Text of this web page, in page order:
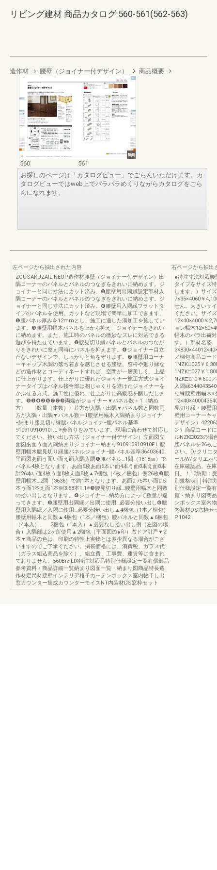
リビング建材 商品カタログ 560-561(562-563)
造作材 腰壁（ジョイナー付デザイン） 商品概要
560
561
お探しのページは「カタログビュー」でごらんいただけます。カ
タログビューではweb上でパラパラめくりながらカタログをごら
んになれます。
左ページから抽出された内容
ZOUSAKUZAILINEUP造作材腰壁（ジョイナー付デザイン）出
隅コーナーのパネルとパネルのつなぎをきれいに納めます。ジ
ョイナーと同じ寸法にカット済み。❺腰壁用出隅縁設定部材入
隅コーナーのパネルとパネルのつなぎをきれいに納めます。ジ
ョイナーと同じ寸法にカット済み。❻腰壁用入隅縁フラットタ
イプのパネルを使用。カットなど現場で簡単に加工できます。
❶腰パネル厚みを12mmとし、施工に適した溝加工を施してい
ます。❸腰壁用幅木パネルを上から抑え、ジョイナーをきれい
に納めます。また、施工時のパネルの微妙なズレに対応できる
遊びを持たせています。❷腰見切り縁パネルとパネルのつなが
りをきれいに整え同時にパネルを抑えます。❹ジョイナー目立
たないデザインで、しっかりと角を守ります。❼腰壁用コーナ
ーキャップ木調の落ち着きを感じさせる腰壁。窓枠や廻り縁な
どの造作材とコーディネートすれば、空間が一層美しく、上品
に仕上がります。仕上がりに優れたジョイナー施工方式ジョイ
ナータイプはパネル接合部は相じゃくりを避けたジョイナーを
かぶせる方式。施工性に優れ、仕上がりに高級感を醸しだしま
す。❺❶❹❷❻❼❼❸両端がジョイナー▼パネル数＋1〈納め
方〉 〈数量（本数）〉片方が入隅・出隅▼パネル数と同数両
方が入隅・出隅▼パネル数ー1腰壁用幅木入隅納まりジョイナ
−納まり腰見切り縁腰パネルジョイナ−腰パネル基準
910910910910F.L.※歩留りをみています。現場に合わせて対応し
てください。拾い出し方法（ジョイナー付デザイン）立面図立
面図あ面う面入隅納まりジョイナー納まり910910910910F.L.腰
壁用幅木腰見切り縁腰パネルジョイナ−腰パネル基準36403640
平面図あ面う面い面え面入隅入隅❶腰パネル…1間（1818㎜）で
パネル4枚となります。あ面6枚あ面6本い面4本う面8本え面8本
計26本い面4枚う面8枚え面8枚▲7梱包（4枚／梱包）例26枚❷腰
壁用幅木…2間（3636）で約1本となります。あ面0.75本い面0.5
本う面1本え面1本例3.58本1.1※❸腰見切り縁…腰壁用幅木と同数
の拾い出しとなります。❹ジョイナー…納め方によって数量が違
ってきます。❺腰壁用出隅縁／出隅に使用…必要分拾い出し❻腰
壁用入隅縁／入隅に使用…必要分拾い出し▲4梱包（1本／梱包）
腰壁用幅木と同数▲4梱包（1本／梱包）腰パネルと同数▲6梱包
（4本入）、 2梱包（1本入）▲必要なし拾い出し例（左図の場
合）入隅部は2ヶ所使用▲2梱包（平面図の●印）窓ドア引戸▼2
本▼商品の色は、印刷の特性上実物とは多少異なる場合がござ
いますのでご了承ください。掲載価格には、消費税、ガラス代
（ガラス組込商品を除く）、組立費、工事費、運賃等は含まれ
ておりません。560Biz-LIX特注対応品特別仕様設定一覧有償部品
参考資料・商品詳細一覧納まり図面一覧・納まり図商品特長造
作材定尺材腰壁インテリア格子カーテンボックス室内物干し出
窓カウンター集成カウンターモイスNT内装材DS窓枠セット
右ページから抽出
●特注寸法対応
タイプをサイズ
します。）サイ
7×35×4060￥
せん。大きいサ
ください。サイ
12×40×4000￥
ョン幅木
幅木のバラ出荷
す。）部材名
／梱包商品コー
1NZK□025￥
1NZK□027￥
NZK□010￥600
入隅縁
り縁腰壁用幅木
見切り縁・腰壁
壁用コーナーキ
デザイン）
ン）商品コード
ルNZK□023の場
腰パネルを26枚
さい。D/クリエ
ールW/クリエホ
在庫確認品。在
日。！10納期：
別規格表││特注
別仕様設定一覧
覧・納まり図商
ンボックス室内
内装材DS窓枠セ
P.1042